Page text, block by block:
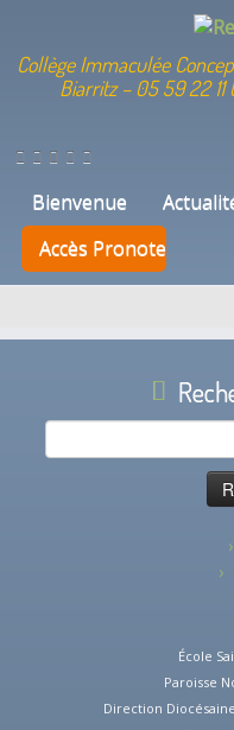
Collège Immaculée
Biarritz – 05 59 22
Bienvenue
Accès Pronote
Catégorie de
technologie
Rechercher :
École
Paroisse
Direction